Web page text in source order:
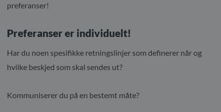
preferanser!
Preferanser er individuelt!
Har du noen spesifikke retningslinjer som definerer når og
hvilke beskjed som skal sendes ut?
Kommuniserer du på en bestemt måte?